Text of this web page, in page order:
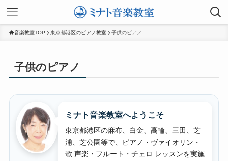
音楽教室TOP 東京都港区のピアノ教室 子供のピアノ
子供のピアノ
ミナト音楽教室へようこそ
東京都港区の麻布、白金、高輪、三田、芝
浦、芝公園等で、ピアノ・ヴァイオリン・
歌 声楽・フルート・チェロ レッスンを実施